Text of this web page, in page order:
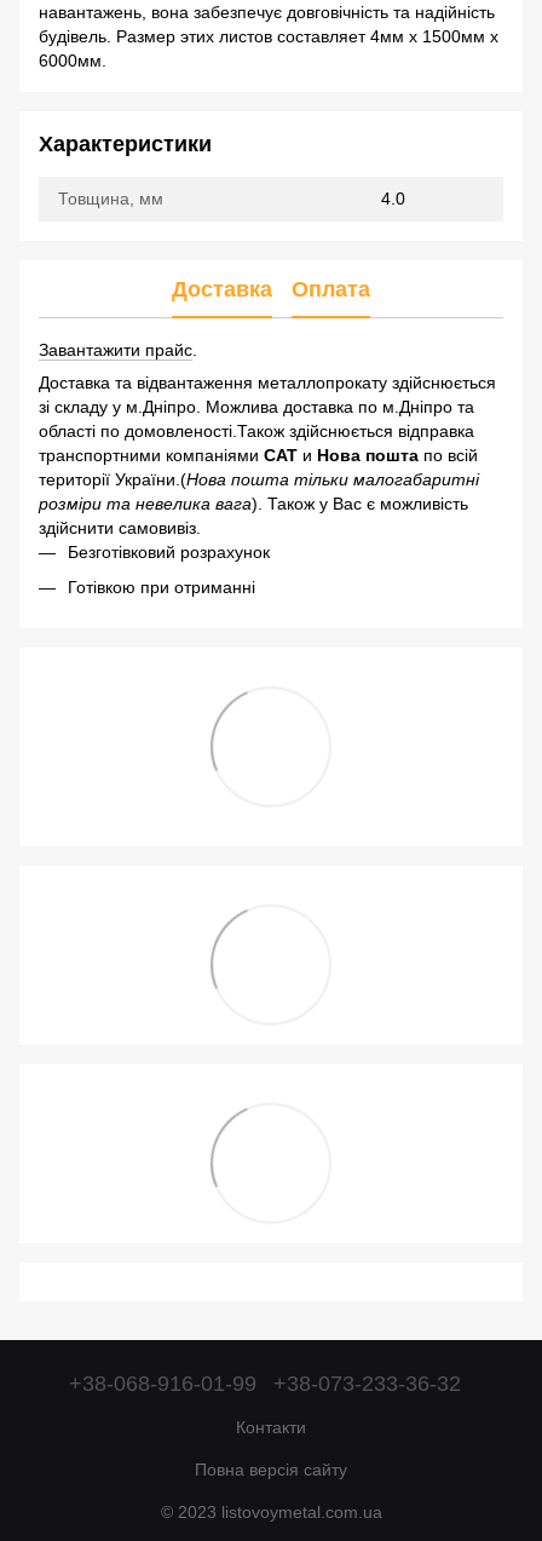
навантажень, вона забезпечує довговічність та надійність
будівель. Размер этих листов составляет 4мм х 1500мм х
6000мм.
Характеристики
Товщина, мм 4.0
Доставка Оплата
Завантажити прайс
Доставка та відвантаження металлопрокату здійснюється
зі складу у м.Дніпро. Можлива доставка по м.Дніпро та
області по домовленості.Також здійснюється відправка
транспортними компаніями САТ и Нова пошта по всій
території України.(Нова пошта тільки малогабаритні
розміри та невелика вага). Також у Вас є можливість
здійснити самовивіз.
Безготівковий розрахунок
Готівкою при отриманні
+38-068-916-01-99 +38-073-233-36-32
Контакти
Повна версія сайту
© 2023 listovoymetal.com.ua